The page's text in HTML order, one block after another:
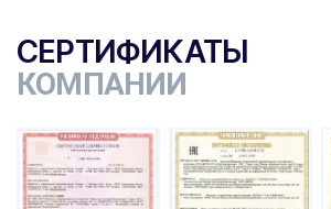
СЕРТИФИКАТЫ
КОМПАНИИ